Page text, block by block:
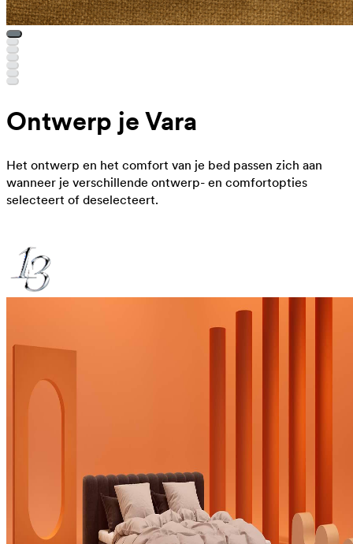
Ontwerp je Vara
Het ontwerp en het comfort van je bed passen zich aan
wanneer je verschillende ontwerp- en comfortopties
selecteert of deselecteert.